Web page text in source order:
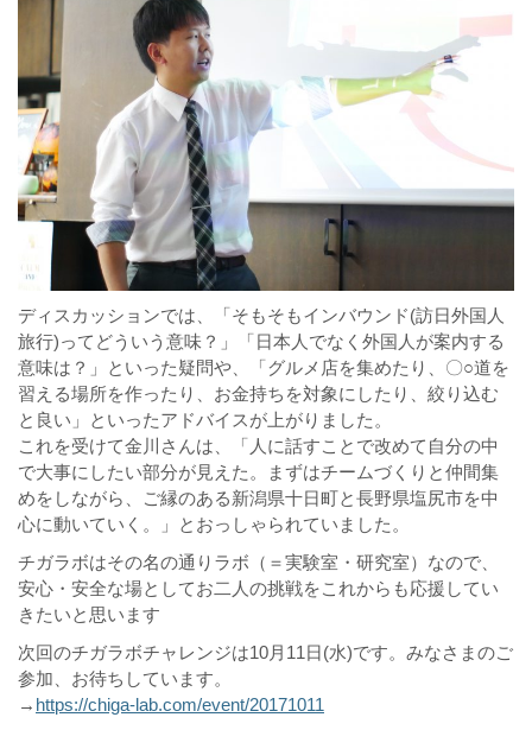
ディスカッションでは、「そもそもインバウンド(訪日外国人
旅行)ってどういう意味？」「日本人でなく外国人が案内する
意味は？」といった疑問や、「グルメ店を集めたり、〇○道を
習える場所を作ったり、お金持ちを対象にしたり、絞り込む
と良い」といったアドバイスが上がりました。
これを受けて金川さんは、「人に話すことで改めて自分の中
で大事にしたい部分が見えた。まずはチームづくりと仲間集
めをしながら、ご縁のある新潟県十日町と長野県塩尻市を中
心に動いていく。」とおっしゃられていました。
チガラボはその名の通りラボ（＝実験室・研究室）なので、
安心・安全な場としてお二人の挑戦をこれからも応援してい
きたいと思います
次回のチガラボチャレンジは10月11日(水)です。みなさまのご
参加、お待ちしています。
→ https://chiga-lab.com/event/20171011